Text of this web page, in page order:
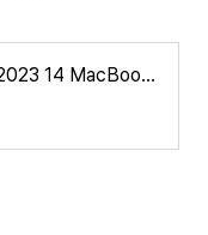
M2 Pro SoC 탑재한 2023 14 MacBook Pro 분해에 대한 정보가 나타났다? 그 내용은 무엇인가